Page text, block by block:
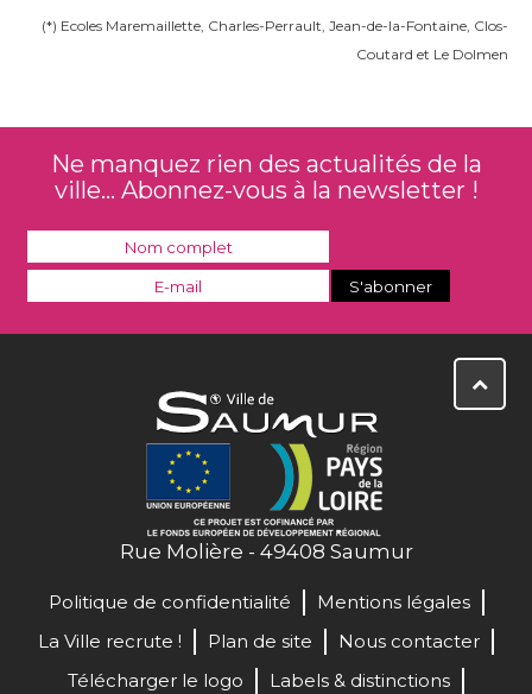
(*) Ecoles Maremaillette, Charles-Perrault, Jean-de-la-Fontaine, Clos-
Coutard et Le Dolmen
Ne manquez rien des actualités de la
ville... Abonnez-vous à la newsletter !
Rue Molière - 49408 Saumur
Politique de confidentialité
Mentions légales
La Ville recrute !
Plan de site
Nous contacter
Télécharger le logo
Labels & distinctions